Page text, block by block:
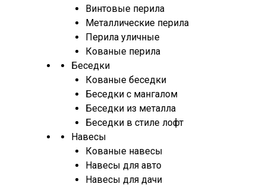
Винтовые перила
Металлические перила
Перила уличные
Кованые перила
Беседки
Кованые беседки
Беседки с мангалом
Беседки из металла
Беседки в стиле лофт
Навесы
Кованые навесы
Навесы для авто
Навесы для дачи